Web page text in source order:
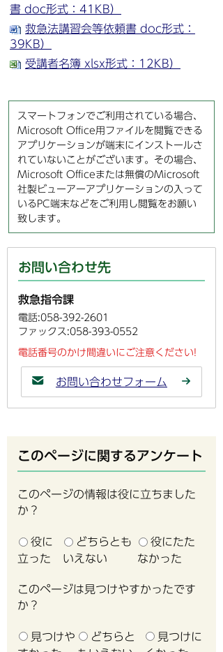
書 doc形式：41KB）
救急法講習会等依頼書 doc形式：
39KB）
受講者名簿 xlsx形式：12KB）
スマートフォンでご利用されている場合、
Microsoft Office用ファイルを閲覧できる
アプリケーションが端末にインストールさ
れていないことがございます。その場合、
Microsoft Officeまたは無償のMicrosoft
社製ビューアーアプリケーションの入って
いるPC端末などをご利用し閲覧をお願い
致します。
お問い合わせ先
救急指令課
電話:058-392-2601
ファックス:058-393-0552
電話番号のかけ間違いにご注意ください!
お問い合わせフォーム
このページに関するアンケート
このページの情報は役に立ちました
か？
役に
立った
どちらとも
いえない
役にたた
なかった
このページは見つけやすかったです
か？
見つけや
どちらと
見つけに